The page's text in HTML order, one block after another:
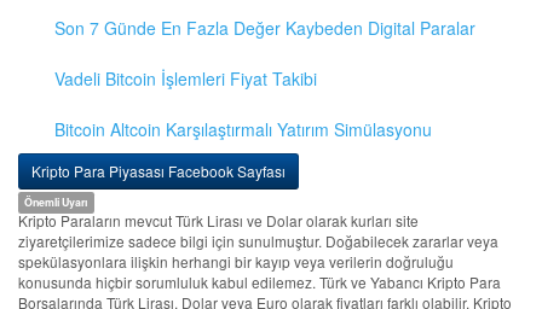
Son 7 Günde En Fazla Değer Kaybeden Digital Paralar
Vadeli Bitcoin İşlemleri Fiyat Takibi
Bitcoin Altcoin Karşılaştırmalı Yatırım Simülasyonu
Kripto Para Piyasası Facebook Sayfası
Önemli Uyarı
Kripto Paraların mevcut Türk Lirası ve Dolar olarak kurları site
ziyaretçilerimize sadece bilgi için sunulmuştur. Doğabilecek zararlar veya
spekülasyonlara ilişkin herhangi bir kayıp veya verilerin doğruluğu
konusunda hiçbir sorumluluk kabul edilemez. Türk ve Yabancı Kripto Para
Borsalarında Türk Lirası, Dolar veya Euro olarak fiyatları farklı olabilir. Kripto